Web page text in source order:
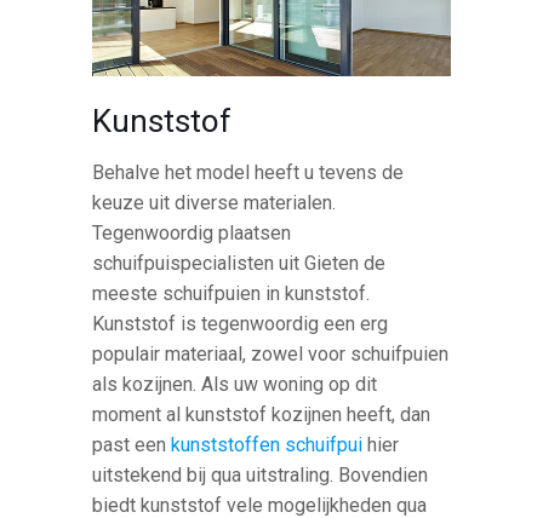
Kunststof
Behalve het model heeft u tevens de
keuze uit diverse materialen.
Tegenwoordig plaatsen
schuifpuispecialisten uit Gieten de
meeste schuifpuien in kunststof.
Kunststof is tegenwoordig een erg
populair materiaal, zowel voor schuifpuien
als kozijnen. Als uw woning op dit
moment al kunststof kozijnen heeft, dan
past eenkunststoffen schuifpui hier
uitstekend bij qua uitstraling. Bovendien
biedt kunststof vele mogelijkheden qua